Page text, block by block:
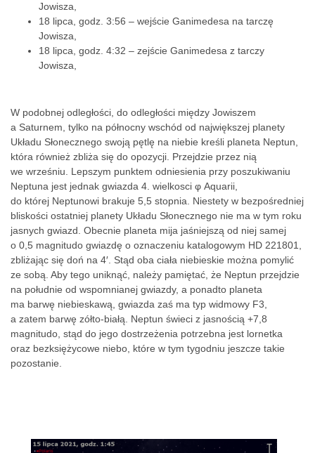
Jowisza,
18 lipca, godz. 3:56 – wejście Ganimedesa na tarczę
Jowisza,
18 lipca, godz. 4:32 – zejście Ganimedesa z tarczy
Jowisza,
W podobnej odległości, do odległości między Jowiszem
a Saturnem, tylko na północny wschód od największej planety
Układu Słonecznego swoją pętlę na niebie kreśli planeta Neptun,
która również zbliża się do opozycji. Przejdzie przez nią
we wrześniu. Lepszym punktem odniesienia przy poszukiwaniu
Neptuna jest jednak gwiazda 4. wielkosci φ Aquarii,
do której Neptunowi brakuje 5,5 stopnia. Niestety w bezpośredniej
bliskości ostatniej planety Układu Słonecznego nie ma w tym roku
jasnych gwiazd. Obecnie planeta mija jaśniejszą od niej samej
o 0,5 magnitudo gwiazdę o oznaczeniu katalogowym HD 221801,
zbliżając się doń na 4′. Stąd oba ciała niebieskie można pomylić
ze sobą. Aby tego uniknąć, należy pamiętać, że Neptun przejdzie
na południe od wspomnianej gwiazdy, a ponadto planeta
ma barwę niebieskawą, gwiazda zaś ma typ widmowy F3,
a zatem barwę zółto-białą. Neptun świeci z jasnością +7,8
magnitudo, stąd do jego dostrzeżenia potrzebna jest lornetka
oraz bezksiężycowe niebo, które w tym tygodniu jeszcze takie
pozostanie.